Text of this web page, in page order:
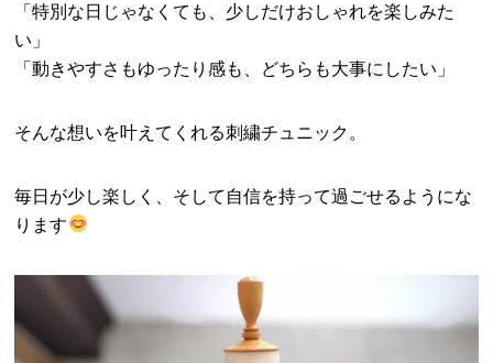
「特別な日じゃなくても、少しだけおしゃれを楽しみた
い」
「動きやすさもゆったり感も、どちらも大事にしたい」
そんな想いを叶えてくれる刺繍チュニック。
毎日が少し楽しく、そして自信を持って過ごせるようにな
ります